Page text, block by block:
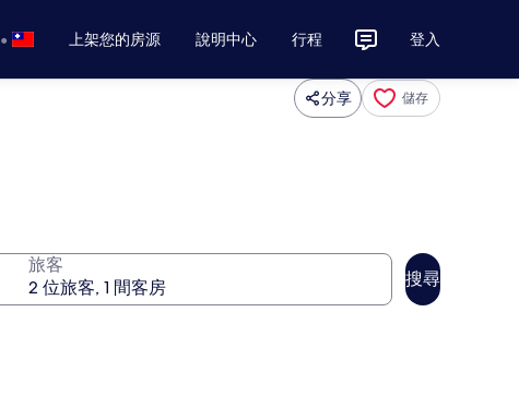
• 上架您的房源 說明中心 行程 登入
分享 儲存
旅客
搜尋